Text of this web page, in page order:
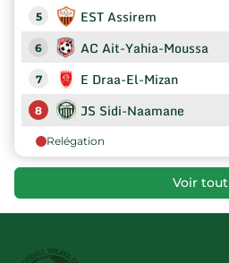
5 EST Assirem
6 AC Ait-Yahia-Moussa
7 E Draa-El-Mizan
8 JS Sidi-Naamane
Relégation
Voir tout